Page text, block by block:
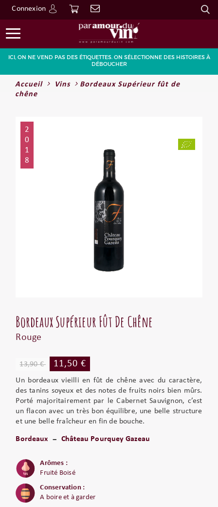
Connexion
Go
ICI, ON NE VEND PAS DES ÉTIQUETTES. ON SÉLECTIONNE DES HISTOIRES À
DÉBOUCHER
Accueil Vins
Bordeaux Supérieur fût de
chêne
2
0
1
8
Bordeaux Supérieur Fût De Chêne
Rouge
13,90 € 11,50 €
Un bordeaux vieilli en fût de chêne avec du caractère,
des tanins soyeux et des notes de fruits noirs bien mûrs.
Porté majoritairement par le Cabernet Sauvignon, c’est
un flacon avec un très bon équilibre, une belle structure
et une belle fraîcheur en fin de bouche.
Bordeaux Château Pourquey Gazeau
Arômes :
Fruité Boisé
Conservation :
A boire et à garder